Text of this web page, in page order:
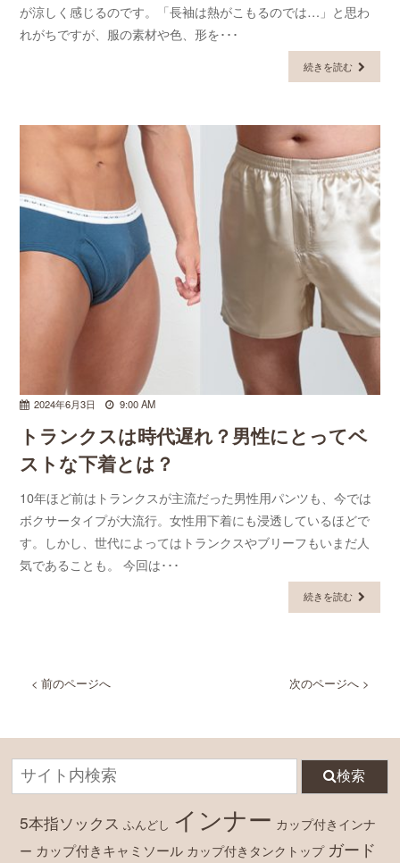
が涼しく感じるのです。「長袖は熱がこもるのでは…」と思わ
れがちですが、服の素材や色、形を･･･
続きを読む
2024年6月3日 9:00 AM
トランクスは時代遅れ？男性にとってベ
ストな下着とは？
10年ほど前はトランクスが主流だった男性用パンツも、今では
ボクサータイプが大流行。女性用下着にも浸透しているほどで
す。しかし、世代によってはトランクスやブリーフもいまだ人
気であることも。 今回は･･･
続きを読む
< 前のページへ 次のページへ >
検索
5本指ソックス ふんどし インナー カップ付きインナ
ー カップ付きキャミソール カップ付きタンクトップ ガード